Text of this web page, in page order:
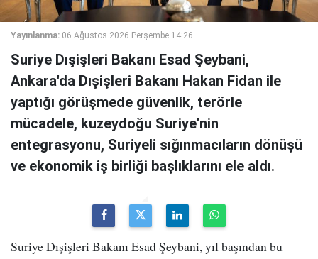
Yayınlanma: 06 Ağustos 2026 Perşembe 14:26
Suriye Dışişleri Bakanı Esad Şeybani,
Ankara'da Dışişleri Bakanı Hakan Fidan ile
yaptığı görüşmede güvenlik, terörle
mücadele, kuzeydoğu Suriye'nin
entegrasyonu, Suriyeli sığınmacıların dönüşü
ve ekonomik iş birliği başlıklarını ele aldı.
Suriye Dışişleri Bakanı Esad Şeybani, yıl başından bu